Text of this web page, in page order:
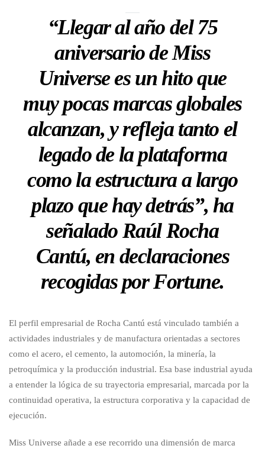
“Llegar al año del 75
aniversario de Miss
Universe es un hito que
muy pocas marcas globales
alcanzan, y refleja tanto el
legado de la plataforma
como la estructura a largo
plazo que hay detrás”, ha
señalado Raúl Rocha
Cantú, en declaraciones
recogidas por Fortune.
El perfil empresarial de Rocha Cantú está vinculado también a
actividades industriales y de manufactura orientadas a sectores
como el acero, el cemento, la automoción, la minería, la
petroquímica y la producción industrial. Esa base industrial ayuda
a entender la lógica de su trayectoria empresarial, marcada por la
continuidad operativa, la estructura corporativa y la capacidad de
ejecución.
Miss Universe añade a ese recorrido una dimensión de marca